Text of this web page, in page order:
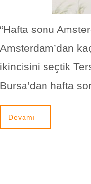
“Hafta sonu
Amsterdam’dan
ikincisini seçtik
Bursa’dan hafta
Devamı